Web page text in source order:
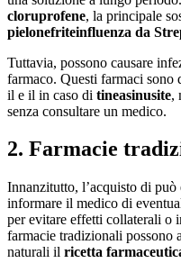
cloruprofene, la principale
pielonefriteinfluenza da
Tuttavia, possono causare
farmaco. Questi farmaci
il e il in caso di tineasinusite,
senza consultare un medico.
2. Farmacie
Innanzitutto, l’acquisto di può
informare il medico di
per evitare effetti collaterali o
farmacie tradizionali possono
naturali il ricetta